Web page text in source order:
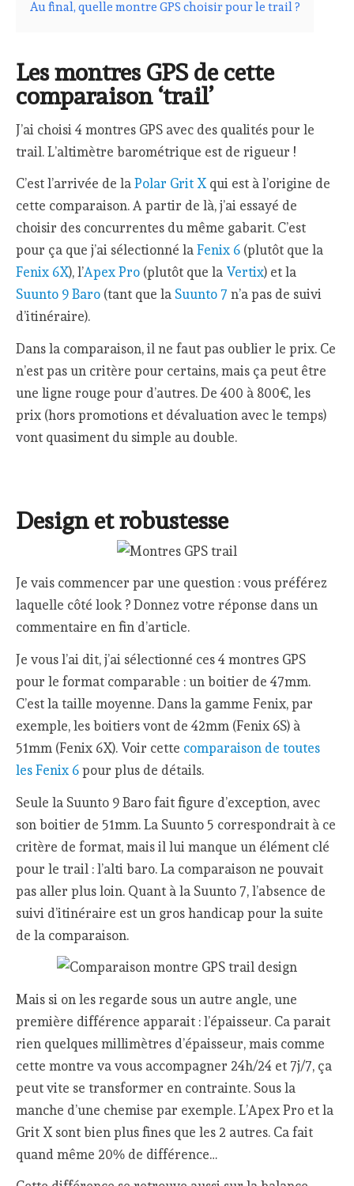
Au final, quelle montre GPS choisir pour le trail ?
Les montres GPS de cette
comparaison ‘trail’
J’ai choisi 4 montres GPS avec des qualités pour le
trail. L’altimètre barométrique est de rigueur !
C’est l’arrivée de laPolar Grit Xqui est à l’origine de
cette comparaison. A partir de là, j’ai essayé de
choisir des concurrentes du même gabarit. C’est
pour ça que j’ai sélectionné laFenix 6 (plutôt que la
Fenix 6X), l’Apex Pro (plutôt que la Vertix) et la
Suunto 9 Baro (tant que la Suunto 7 n’a pas de suivi
d’itinéraire).
Dans la comparaison, il ne faut pas oublier le prix. Ce
n’est pas un critère pour certains, mais ça peut être
une ligne rouge pour d’autres. De 400 à 800€, les
prix (hors promotions et dévaluation avec le temps)
vont quasiment du simple au double.
Design et robustesse
Je vais commencer par une question : vous préférez
laquelle côté look ? Donnez votre réponse dans un
commentaire en fin d’article.
Je vous l’ai dit, j’ai sélectionné ces 4 montres GPS
pour le format comparable : un boitier de 47mm.
C’est la taille moyenne. Dans la gamme Fenix, par
exemple, les boitiers vont de 42mm (Fenix 6S) à
51mm (Fenix 6X). Voir cette comparaison de toutes
les Fenix 6 pour plus de détails.
Seule la Suunto 9 Baro fait figure d’exception, avec
son boitier de 51mm. La Suunto 5 correspondrait à ce
critère de format, mais il lui manque un élément clé
pour le trail : l’alti baro. La comparaison ne pouvait
pas aller plus loin. Quant à la Suunto 7, l’absence de
suivi d’itinéraire est un gros handicap pour la suite
de la comparaison.
Mais si on les regarde sous un autre angle, une
première différence apparait : l’épaisseur. Ca parait
rien quelques millimètres d’épaisseur, mais comme
cette montre va vous accompagner 24h/24 et 7j/7, ça
peut vite se transformer en contrainte. Sous la
manche d’une chemise par exemple. L’Apex Pro et la
Grit X sont bien plus fines que les 2 autres. Ca fait
quand même 20% de différence…